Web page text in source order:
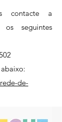
contacte a
os seguintes
de-